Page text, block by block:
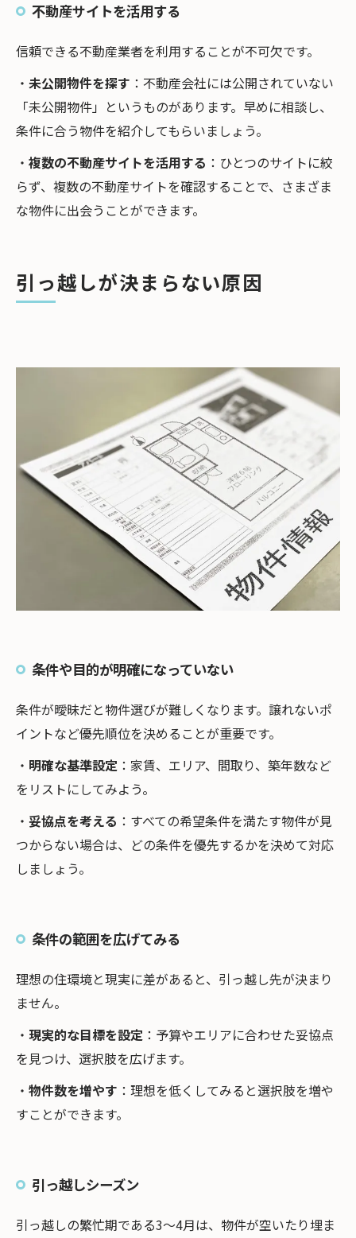
不動産サイトを活用する
信頼できる不動産業者を利用することが不可欠です。
・ 未公開物件を探す ：不動産会社には公開されていない
「未公開物件」というものがあります。早めに相談し、
条件に合う物件を紹介してもらいましょう。
・ 複数の不動産サイトを活用する ：ひとつのサイトに絞
らず、複数の不動産サイトを確認することで、さまざま
な物件に出会うことができます。
引っ越しが決まらない原因
条件や目的が明確になっていない
条件が曖昧だと物件選びが難しくなります。譲れないポ
イントなど優先順位を決めることが重要です。
・ 明確な基準設定 ：家賃、エリア、間取り、築年数など
をリストにしてみよう。
・ 妥協点を考える ：すべての希望条件を満たす物件が見
つからない場合は、どの条件を優先するかを決めて対応
しましょう。
条件の範囲を広げてみる
理想の住環境と現実に差があると、引っ越し先が決まり
ません。
・ 現実的な目標を設定 ：予算やエリアに合わせた妥協点
を見つけ、選択肢を広げます。
・ 物件数を増やす ：理想を低くしてみると選択肢を増や
すことができます。
引っ越しシーズン
引っ越しの繁忙期である3～4月は、物件が空いたり埋ま